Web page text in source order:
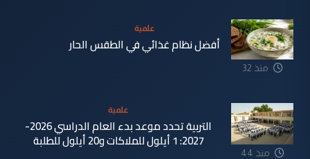
منذ 32
علمية
أفضل نظام غذائي في الطقس الحار
منذ 44
علمية
التربية تحدد موعد بدء العام الدراسي 2026-
2027: 1 أيلول للملاكات و20 أيلول للطلبة